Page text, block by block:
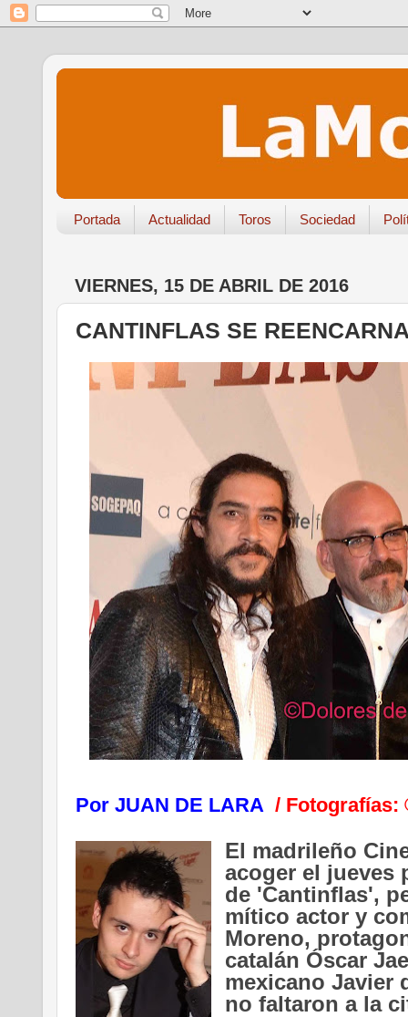
Portada Actualidad Toros Sociedad
VIERNES, 15 DE ABRIL DE 2016
CANTINFLAS SE
Por JUAN DE LARA / Fotografías:
El madrileño
acoger el jueves
de 'Cantinflas',
mítico actor y
Moreno,
catalán Óscar
mexicano Javier
no faltaron a la